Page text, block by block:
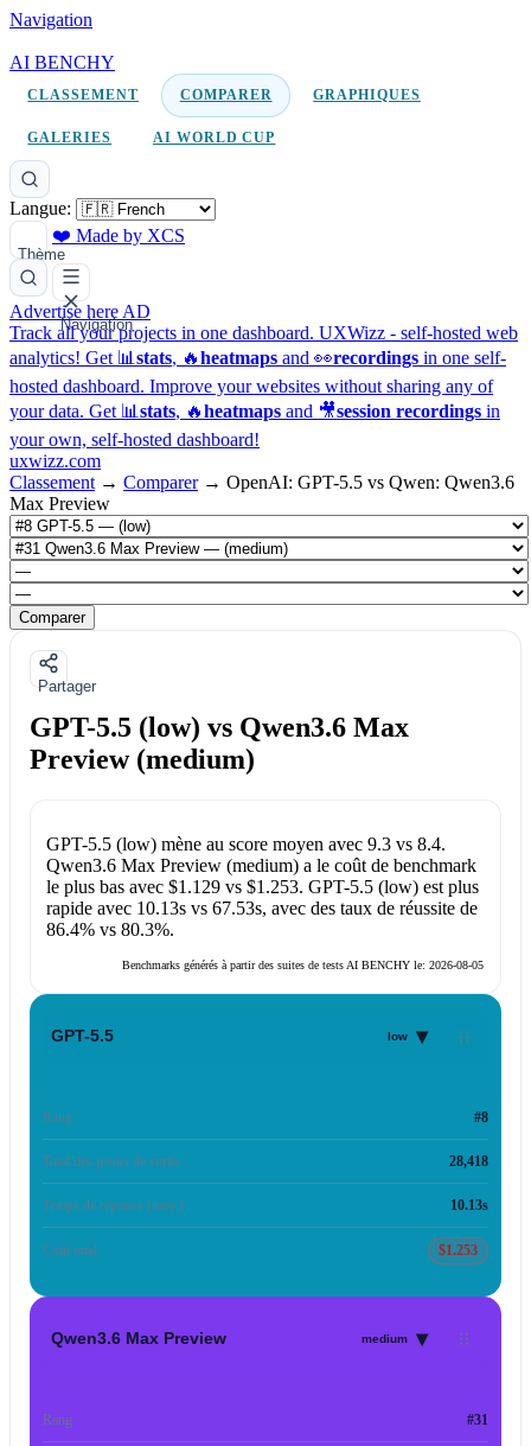
Navigation
AI BENCHY
CLASSEMENT COMPARER GRAPHIQUES
GALERIES AI WORLD CUP
Langue:
Thème
❤️ Made by XCS
Navigation
Advertise here AD
Track all your projects in one dashboard. UXWizz - self-hosted web
analytics! Get 📊 stats, 🔥heatmaps and 👀recordings in one self-
hosted dashboard. Improve your websites without sharing any of
your data. Get 📊 stats, 🔥heatmaps and 🎥session recordings in
your own, self-hosted dashboard!
uxwizz.com
Classement → Comparer → OpenAI: GPT-5.5 vs Qwen: Qwen3.6
Max Preview
Comparer
Partager
GPT-5.5 (low) vs Qwen3.6 Max
Preview (medium)
GPT-5.5 (low)mène au score moyen avec 9.3vs 8.4.
Qwen3.6 Max Preview (medium)a le coût de benchmark
le plus bas avec $1.129vs $1.253. GPT-5.5 (low)est plus
rapide avec 10.13svs 67.53s, avec des taux de réussite de
86.4%vs 80.3%.
Benchmarks générés à partir des suites de tests AI BENCHY le: 2026-08-05
GPT-5.5 low ▾
Rang #8
Total des jetons de sortie 28,418
Temps de réponse (moy.) 10.13s
Coût total $1.253
Qwen3.6 Max Preview medium ▾
Rang #31